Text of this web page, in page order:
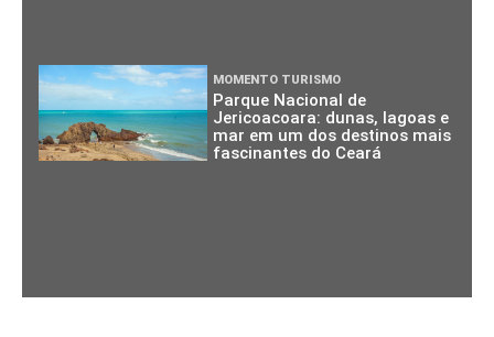
MOMENTO TURISMO
Parque Nacional de
Jericoacoara: dunas, lagoas e
mar em um dos destinos mais
fascinantes do Ceará